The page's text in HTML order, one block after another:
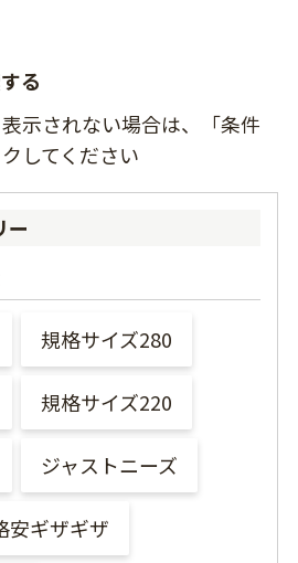
る
示されない場合は、「条件
してください
ー
規格サイズ280
規格サイズ220
ジャストニーズ
安ギザギザ